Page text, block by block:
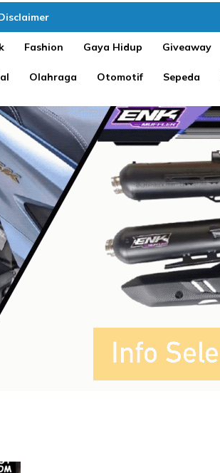
Fashion Gaya Hidup Giveaway
Olahraga Otomotif Sepeda